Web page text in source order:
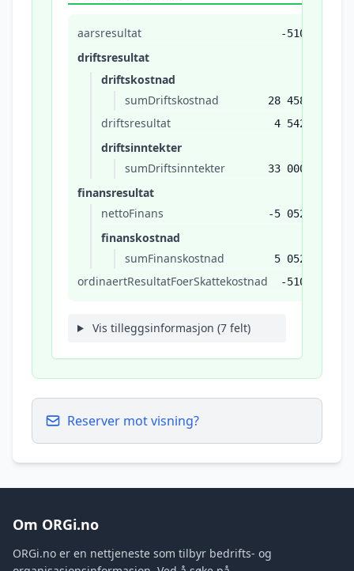
aarsresultat -510
driftsresultat
driftskostnad
sumDriftskostnad
28 458
driftsresultat 4 542
driftsinntekter
sumDriftsinntekter
33 000
finansresultat
nettoFinans
-5 052
finanskostnad
sumFinanskostnad
5 052
ordinaertResultatFoerSkattekostnad -510
Vis tilleggsinformasjon (7 felt)
Reserver mot visning?
Om ORGi.no
ORGi.no er en nettjeneste som tilbyr bedrifts- og